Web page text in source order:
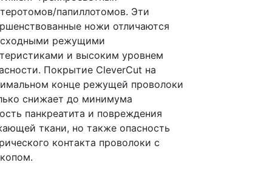
папиллотомов. Эти
ножи отличаются
режущими
и высоким уровнем
Покрытие CleverCut на
конце режущей проволоки
снижает до минимума
панкреатита и повреждения
ткани, но также опасность
контакта проволоки с